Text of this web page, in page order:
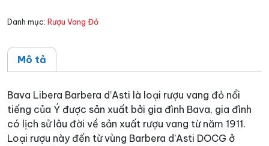
lượng
Danh mục: Rượu Vang Đỏ
Mô tả
Bava Libera Barbera d’Asti là loại rượu vang đỏ nổi
tiếng của Ý được sản xuất bởi gia đình Bava, gia đình
có lịch sử lâu đời về sản xuất rượu vang từ năm 1911.
Loại rượu này đến từ vùng Barbera d’Asti DOCG ở